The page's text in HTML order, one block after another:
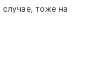
тоже на